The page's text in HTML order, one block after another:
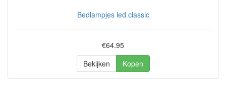
Bedlampjes led classic
€64.95
Bekijken
Kopen